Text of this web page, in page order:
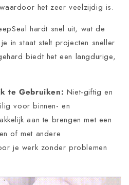
het zeer veelzijdig is.
hardt snel uit, wat de
in staat stelt projecten sneller
biedt het een langdurige,
te Gebruiken: Niet-giftig en
voor binnen- en
aan te brengen met een
of met andere
je werk zonder problemen